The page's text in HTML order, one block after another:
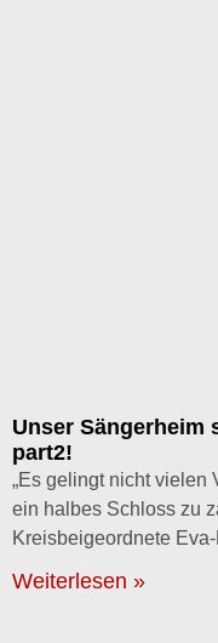
Unser Sängerheim
part2!
„Es gelingt nicht vielen
ein halbes Schloss zu
Kreisbeigeordnete
Weiterlesen »